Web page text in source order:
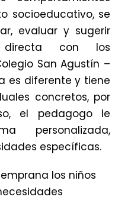
socioeducativo, se
evaluar y sugerir
directa con los
San Agustín –
es diferente y tiene
concretos, por
el pedagogo le
personalizada,
específicas.
los niños